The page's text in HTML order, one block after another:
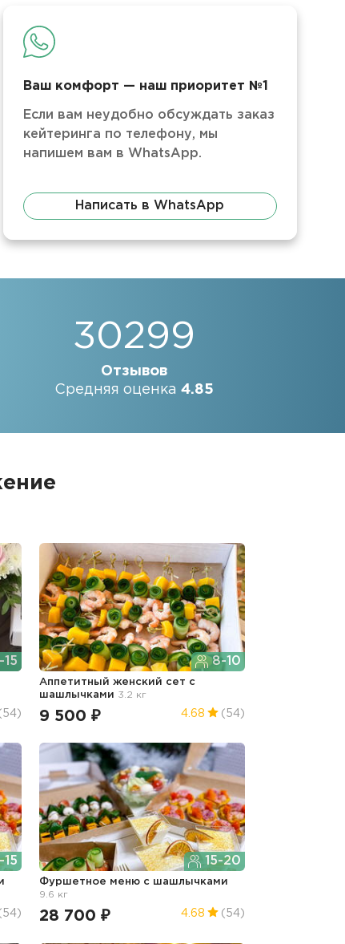
Ваш комфорт — наш приоритет №1
Если вам неудобно обсуждать заказ
кейтеринга по телефону, мы
напишем вам в WhatsApp.
Написать в WhatsApp
30299
Отзывов
Средняя оценка 4.85
8-10
Аппетитный женский сет с
шашлычками 3.2 кг
9 500 ₽ 4.68 (54)
15-20
Фуршетное меню с шашлычками
9.6 кг
28 700 ₽ 4.68 (54)